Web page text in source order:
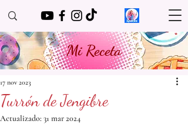
Mi Receta
Turrón de Jengibre
17 nov 2023
Actualizado: 31 mar 2024